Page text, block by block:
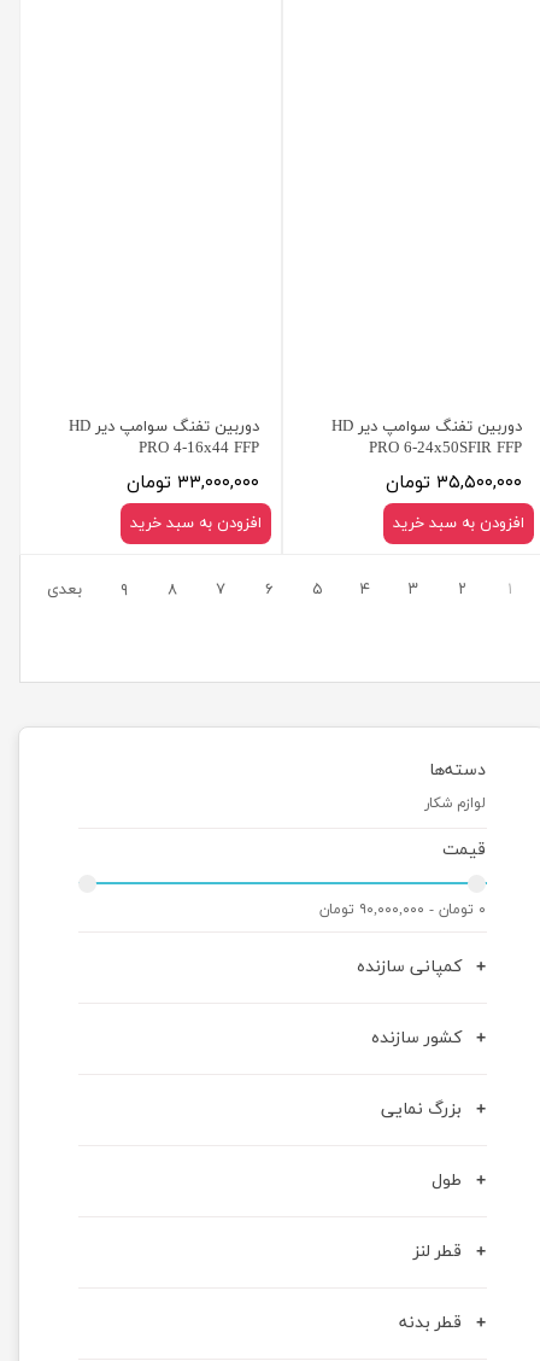
دسته‌ها
لوازم شکار
قیمت
۰ تومان - ۹۰,۰۰۰,۰۰۰ تومان
کمپانی سازنده
کشور سازنده
بزرگ نمایی
طول
قطر لنز
قطر بدنه
دوربین تفنگ سوامپ دیر HD
PRO 6-24x50SFIR FFP
۳۵,۵۰۰,۰۰۰ تومان
افزودن به سبد خرید
دوربین تفنگ سوامپ دیر HD
PRO 4-16x44 FFP
۳۳,۰۰۰,۰۰۰ تومان
افزودن به سبد خرید
۱ ۲ ۳ ۴ ۵ ۶ ۷ ۸ ۹ بعدی